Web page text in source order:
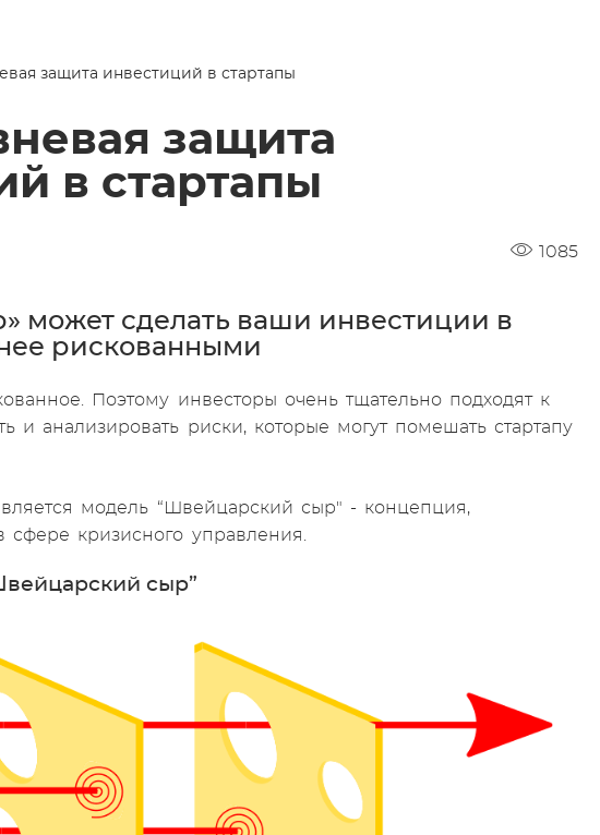
защита инвестиций в стартапы
защита
в стартапы
1085
может сделать ваши инвестиции в
рискованными
Поэтому инвесторы очень тщательно подходят к
и анализировать риски, которые могут помешать стартапу
модель “Швейцарский сыр" - концепция,
сфере кризисного управления.
сыр”